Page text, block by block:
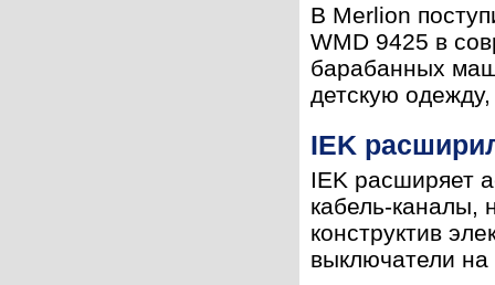
В Merlion
WMD 9425 в
барабанных
детскую
IEK
IEK расширяет
кабель-каналы,
конструктив
выключатели